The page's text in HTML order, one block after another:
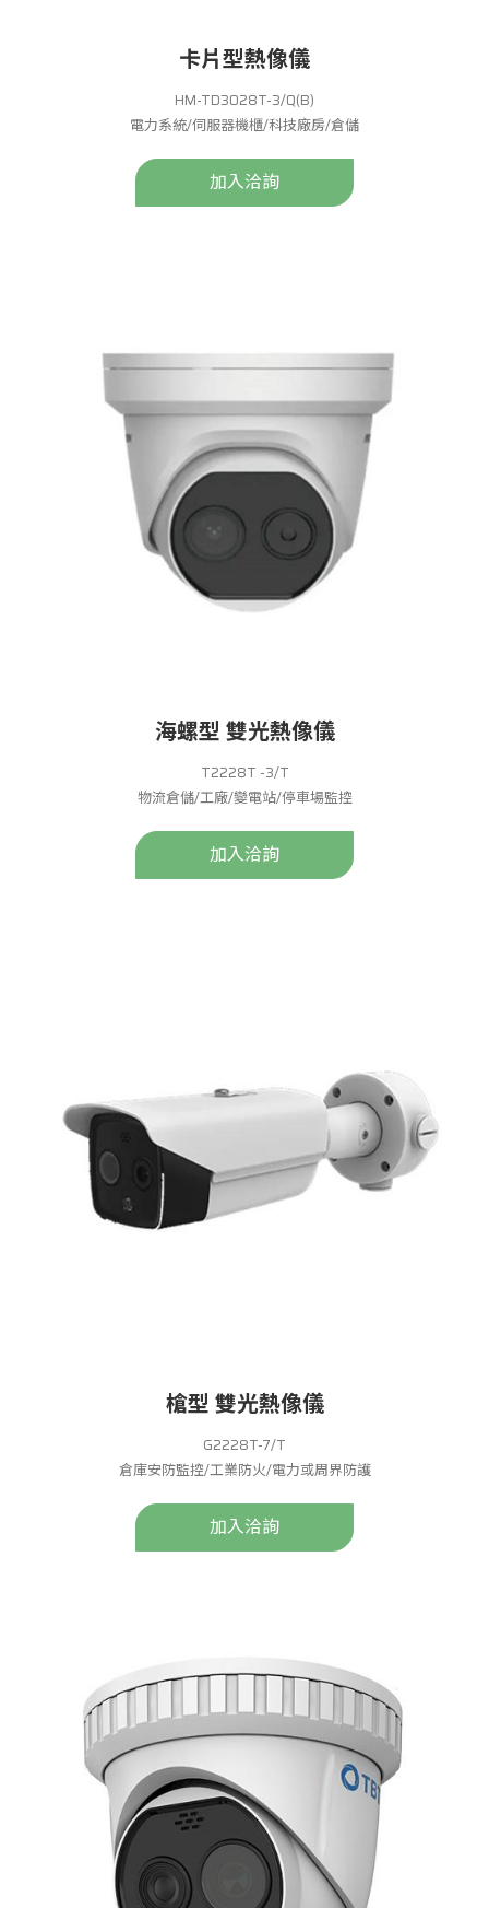
卡片型熱像儀
HM-TD3028T-3/Q(B)
電力系統/伺服器機櫃/科技廠房/倉儲
加入洽詢
海螺型 雙光熱像儀
T2228T -3/T
物流倉儲/工廠/變電站/停車場監控
加入洽詢
槍型 雙光熱像儀
G2228T-7/T
倉庫安防監控/工業防火/電力或周界防護
加入洽詢